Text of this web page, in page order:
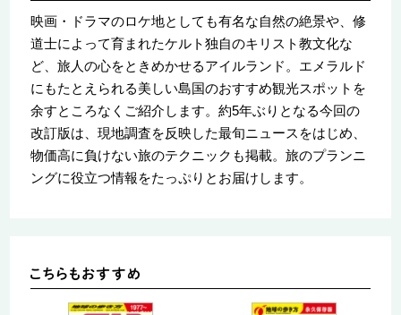
映画・ドラマのロケ地としても有名な自然の絶景や、修
道士によって育まれたケルト独自のキリスト教文化な
ど、旅人の心をときめかせるアイルランド。エメラルド
にもたとえられる美しい島国のおすすめ観光スポットを
余すところなくご紹介します。約5年ぶりとなる今回の
改訂版は、現地調査を反映した最旬ニュースをはじめ、
物価高に負けない旅のテクニックも掲載。旅のプランニ
ングに役立つ情報をたっぷりとお届けします。